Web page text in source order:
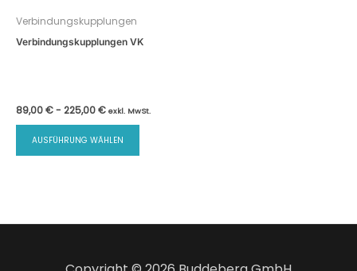
Verbindungskupplungen
Verbindungskupplungen VK
89,00€- 225,00€ exkl. MwSt.
AUSFÜHRUNG WÄHLEN